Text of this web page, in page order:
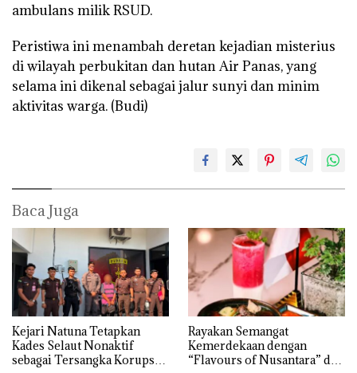
ambulans milik RSUD.
Peristiwa ini menambah deretan kejadian misterius
di wilayah perbukitan dan hutan Air Panas, yang
selama ini dikenal sebagai jalur sunyi dan minim
aktivitas warga. (Budi)
Baca Juga
Kejari Natuna Tetapkan
Kades Selaut Nonaktif
sebagai Tersangka Korupsi
Rayakan Semangat
Kemerdekaan dengan
“Flavours of Nusantara” di